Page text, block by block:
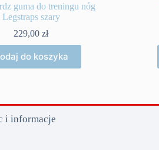
guma do treningu nóg
Legstraps szary
229,00zł
do koszyka
i informacje